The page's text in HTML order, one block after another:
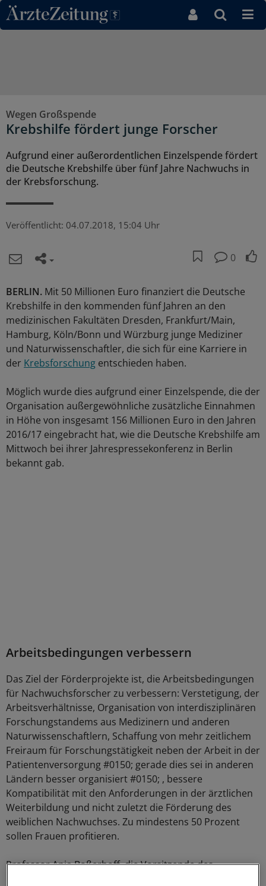
Direkt zum Inhaltsbereich
Wegen Großspende
Krebshilfe fördert junge Forscher
Aufgrund einer außerordentlichen Einzelspende fördert
die Deutsche Krebshilfe über fünf Jahre Nachwuchs in
der Krebsforschung.
Veröffentlicht: 04.07.2018, 15:04 Uhr
0
BERLIN. Mit 50 Millionen Euro finanziert die Deutsche
Krebshilfe in den kommenden fünf Jahren an den
medizinischen Fakultäten Dresden, Frankfurt/Main,
Hamburg, Köln/Bonn und Würzburg junge Mediziner
und Naturwissenschaftler, die sich für eine Karriere in
der Krebsforschung entschieden haben.
Möglich wurde dies aufgrund einer Einzelspende, die der
Organisation außergewöhnliche zusätzliche Einnahmen
in Höhe von insgesamt 156 Millionen Euro in den Jahren
2016/17 eingebracht hat, wie die Deutsche Krebshilfe am
Mittwoch bei ihrer Jahrespressekonferenz in Berlin
bekannt gab.
Arbeitsbedingungen verbessern
Das Ziel der Förderprojekte ist, die Arbeitsbedingungen
für Nachwuchsforscher zu verbessern: Verstetigung, der
Arbeitsverhältnisse, Organisation von interdisziplinären
Forschungstandems aus Medizinern und anderen
Naturwissenschaftlern, Schaffung von mehr zeitlichem
Freiraum für Forschungstätigkeit neben der Arbeit in der
Patientenversorgung #0150; gerade dies sei in anderen
Ländern besser organisiert #0150; , bessere
Kompatibilität mit den Anforderungen in der ärztlichen
Weiterbildung und nicht zuletzt die Förderung des
weiblichen Nachwuchses. Zu mindestens 50 Prozent
sollen Frauen profitieren.
Professor Anja Boßerhoff, die Vorsitzende des